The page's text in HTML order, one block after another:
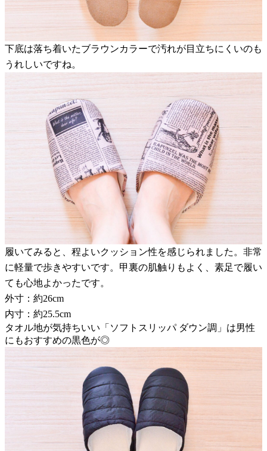
下底は落ち着いたブラウンカラーで汚れが目立ちにくいのも
うれしいですね。
履いてみると、程よいクッション性を感じられました。非常
に軽量で歩きやすいです。甲裏の肌触りもよく、素足で履い
ても心地よかったです。
外寸：約26cm
内寸：約25.5cm
タオル地が気持ちいい「ソフトスリッパ ダウン調」は男性
にもおすすめの黒色が◎